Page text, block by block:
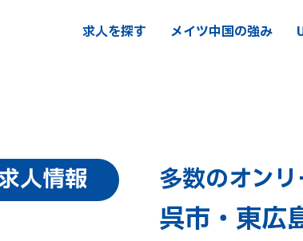
求人を探す メイツ中国の強み
人情報 多数のオン
呉市・東広